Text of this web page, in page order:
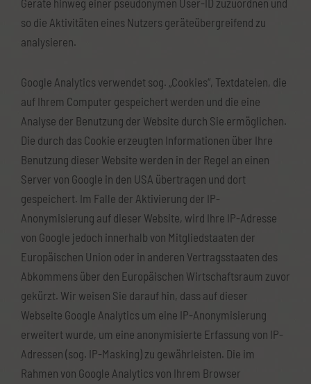
Geräte hinweg einer pseudonymen User-ID zuzuordnen und
so die Aktivitäten eines Nutzers geräteübergreifend zu
analysieren.
Google Analytics verwendet sog. „Cookies“, Textdateien, die
auf Ihrem Computer gespeichert werden und die eine
Analyse der Benutzung der Website durch Sie ermöglichen.
Die durch das Cookie erzeugten Informationen über Ihre
Benutzung dieser Website werden in der Regel an einen
Server von Google in den USA übertragen und dort
gespeichert. Im Falle der Aktivierung der IP-
Anonymisierung auf dieser Website, wird Ihre IP-Adresse
von Google jedoch innerhalb von Mitgliedstaaten der
Europäischen Union oder in anderen Vertragsstaaten des
Abkommens über den Europäischen Wirtschaftsraum zuvor
gekürzt. Wir weisen Sie darauf hin, dass auf dieser
Webseite Google Analytics um eine IP-Anonymisierung
erweitert wurde, um eine anonymisierte Erfassung von IP-
Adressen (sog. IP-Masking) zu gewährleisten. Die im
Rahmen von Google Analytics von Ihrem Browser